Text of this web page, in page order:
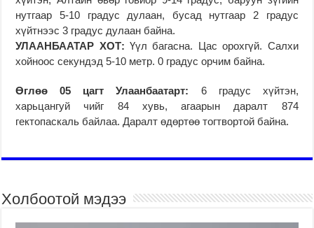
нутгаар 5-10 градус дулаан, бусад нутгаар 2 градус
хүйтнээс 3 градус дулаан байна.
УЛААНБААТАР ХОТ: Үүл багасна. Цас орохгүй. Салхи
хойноос секундэд 5-10 метр. 0 градус орчим байна.
Өглөө 05 цагт Улаанбаатарт: 6 градус хүйтэн,
харьцангуй чийг 84 хувь, агаарын даралт 874
гектопаскаль байлаа. Даралт өдөртөө тогтвортой байна.
Холбоотой мэдээ